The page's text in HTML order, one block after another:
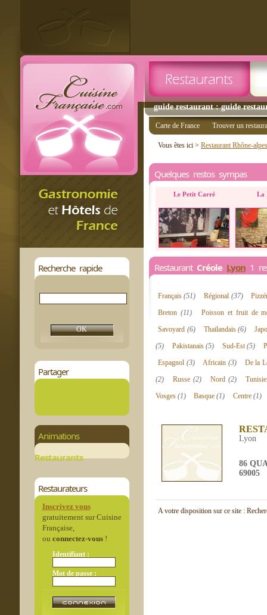
guide restaurant : guide
Recherche rapide
Partager
Animations
Restaurants
Restaurateurs
Inscrivez vous
gratuitement sur Cuisine
Française,
ou connectez-vous!
Identifiant :
Mot de passe :
Carte de France Trouver un
Vous êtes ici > Restaurant Rhône-alpes
Quelques restos sympas
Le Petit Carré La
Restaurant Créole Lyon 1
Français(51) Régional (37)
Breton (11)
Poisson et fruit de
Savoyard (6) Thailandais(6)
(5)
Pakistanais (5) Sud-Est(5)
Espagnol (3) Africain (3)
De la
(2)
Russe(2) Nord(2)
Vosges (1) Basque(1) Centre (1)
Lyon
86
69005
A votre disposition sur ce site :